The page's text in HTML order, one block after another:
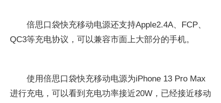
倍思口袋快充移动电源还支持Apple2.4A、FCP、
QC3等充电协议，可以兼容市面上大部分的手机。
使用倍思口袋快充移动电源为iPhone 13 Pro Max
进行充电，可以看到充电功率接近20W，已经接近移动